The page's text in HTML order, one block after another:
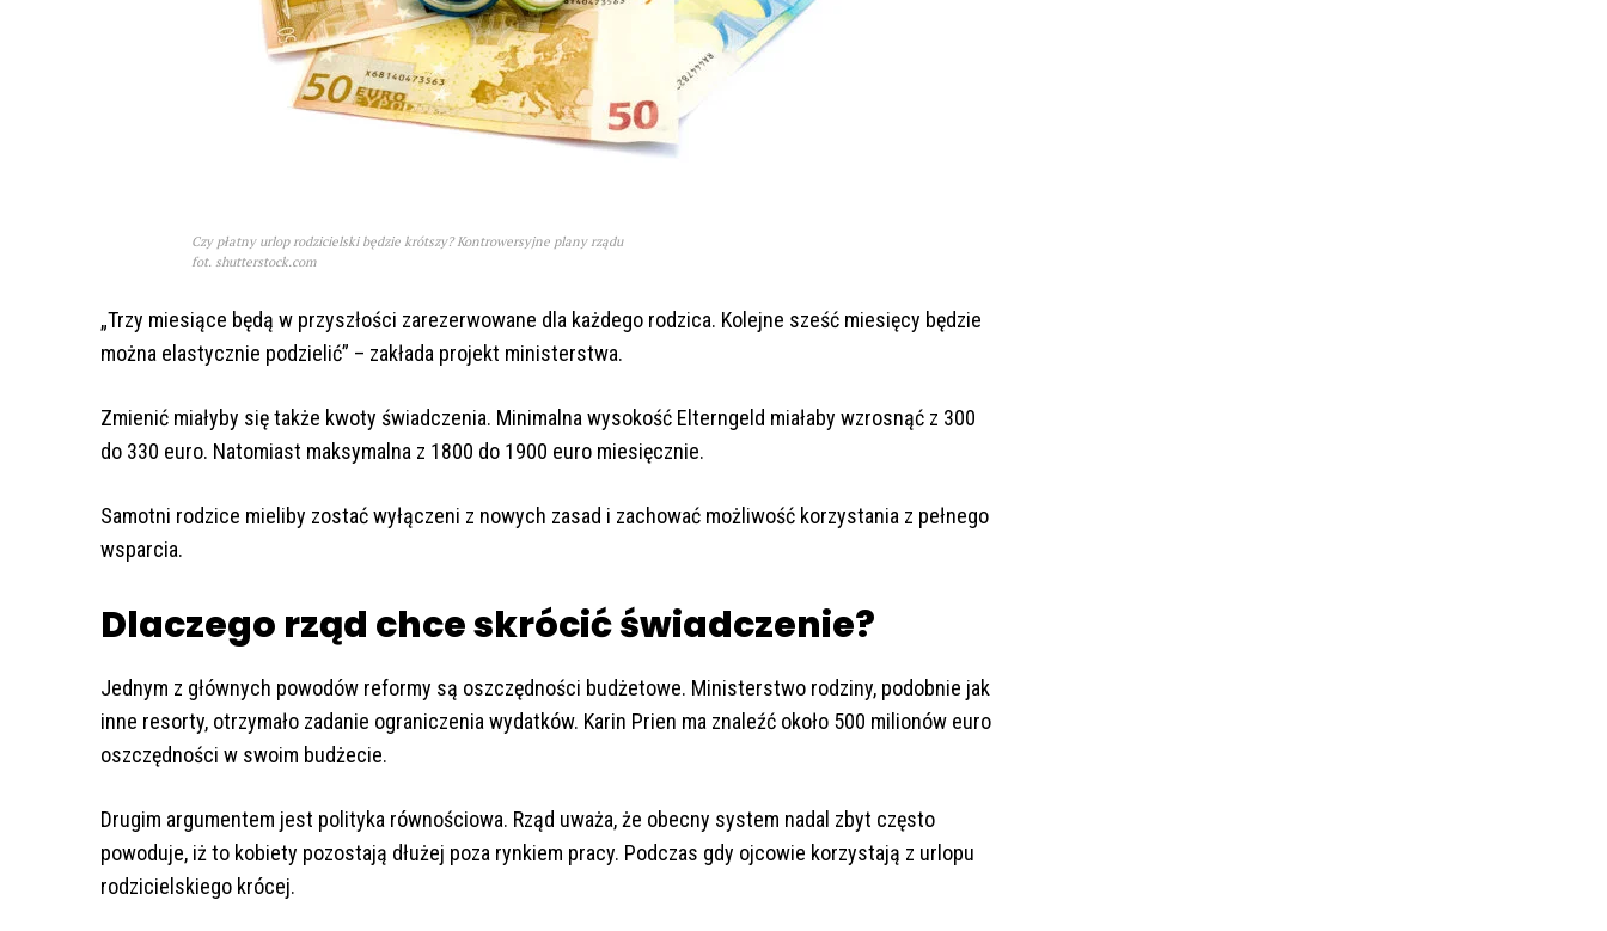
Czy płatny urlop rodzicielski będzie krótszy? Kontrowersyjne plany rządu
fot. shutterstock.com
„Trzy miesiące będą w przyszłości zarezerwowane dla każdego rodzica. Kolejne sześć miesięcy będzie
można elastycznie podzielić” – zakłada projekt ministerstwa.
Zmienić miałyby się także kwoty świadczenia. Minimalna wysokość Elterngeld miałaby wzrosnąć z 300
do 330 euro. Natomiast maksymalna z 1800 do 1900 euro miesięcznie.
Samotni rodzice mieliby zostać wyłączeni z nowych zasad i zachować możliwość korzystania z pełnego
wsparcia.
Dlaczego rząd chce skrócić świadczenie?
Jednym z głównych powodów reformy są oszczędności budżetowe. Ministerstwo rodziny, podobnie jak
inne resorty, otrzymało zadanie ograniczenia wydatków. Karin Prien ma znaleźć około 500 milionów euro
oszczędności w swoim budżecie.
Drugim argumentem jest polityka równościowa. Rząd uważa, że obecny system nadal zbyt często
powoduje, iż to kobiety pozostają dłużej poza rynkiem pracy. Podczas gdy ojcowie korzystają z urlopu
rodzicielskiego krócej.